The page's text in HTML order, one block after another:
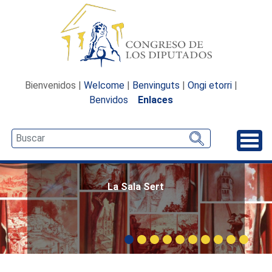
Bienvenidos | Welcome | Benvinguts | Ongi etorri |
Benvidos
Enlaces
La Sala Sert